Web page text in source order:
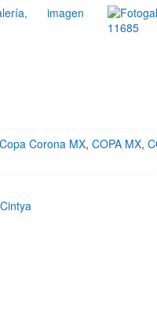
Copa Corona MX, COPA MX,